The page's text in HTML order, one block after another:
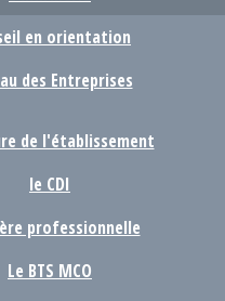
en orientation
des Entreprises
de l'établissement
le CDI
professionnelle
Le BTS MCO